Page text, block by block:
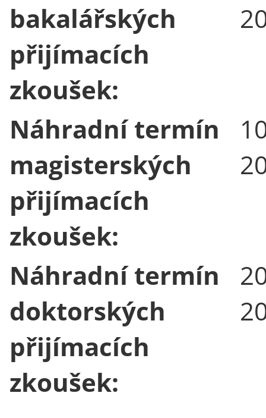
bakalářských
přijímacích
zkoušek:
Náhradní termín
magisterských
přijímacích
zkoušek:
Náhradní termín
doktorských
přijímacích
zkoušek: